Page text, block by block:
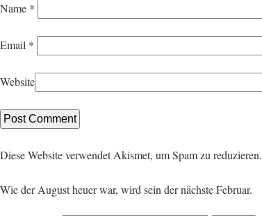
Name *
Email *
Website
Diese Website verwendet Akismet, um Spam zu reduzieren.
Wie der August heuer war, wird sein der nächste Februar.